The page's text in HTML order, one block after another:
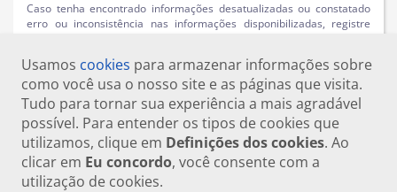
Caso tenha encontrado informações desatualizadas ou constatado
erro ou inconsistência nas informações disponibilizadas, registre
Usamos cookies para armazenar informações sobre
como você usa o nosso site e as páginas que visita.
Tudo para tornar sua experiência a mais agradável
possível. Para entender os tipos de cookies que
utilizamos, clique em Definições dos cookies. Ao
clicar em Eu concordo, você consente com a
utilização de cookies.